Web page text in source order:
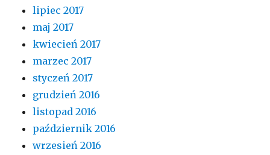
lipiec 2017
maj 2017
kwiecień 2017
marzec 2017
styczeń 2017
grudzień 2016
listopad 2016
październik 2016
wrzesień 2016